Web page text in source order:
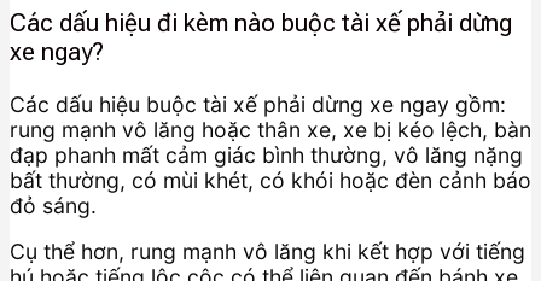
Các dấu hiệu đi kèm nào buộc tài xế phải dừng
xe ngay?
Các dấu hiệu buộc tài xế phải dừng xe ngay gồm:
rung mạnh vô lăng hoặc thân xe, xe bị kéo lệch, bàn
đạp phanh mất cảm giác bình thường, vô lăng nặng
bất thường, có mùi khét, có khói hoặc đèn cảnh báo
đỏ sáng.
Cụ thể hơn, rung mạnh vô lăng khi kết hợp với tiếng